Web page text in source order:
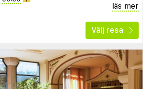
läs mer
Välj resa